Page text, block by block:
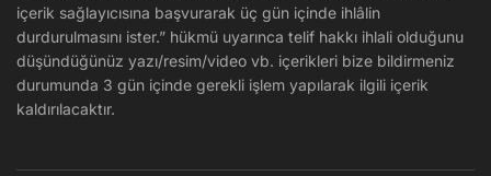
içerik sağlayıcısına başvurarak üç gün içinde ihlâlin
durdurulmasını ister.” hükmü uyarınca telif hakkı ihlali olduğunu
düşündüğünüz yazı/resim/video vb. içerikleri bize bildirmeniz
durumunda 3 gün içinde gerekli işlem yapılarak ilgili içerik
kaldırılacaktır.